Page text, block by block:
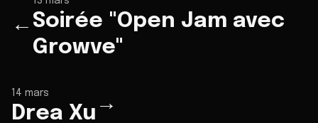
← Soirée "Open Jam avec
Growve"
14 mars
Drea Xu →